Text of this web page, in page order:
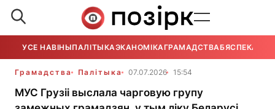
УСЕ НАВІНЫПАЛІТЫКАЭКАНОМІКАГРАМАДСТВАБЯСПЕКА
Грамадства Палітыка 07.07.2026 15:54
МУС Грузіі выслала чарговую групу